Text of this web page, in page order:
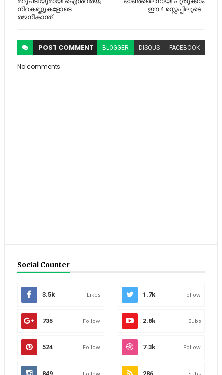
ഈ 4 സ്റ്റെപ്പിലൂടെ..
നിറകണ്ണുകളോടെ
രജനീകാന്ത്
POST COMMENT BLOGGER DISQUS FACEBOOK
No comments
Social Counter
3.5k Likes 1.7k Follow
735 Follow 2.8k Subs
524 Follow 7.3k Follow
849 Follow 286 Subs